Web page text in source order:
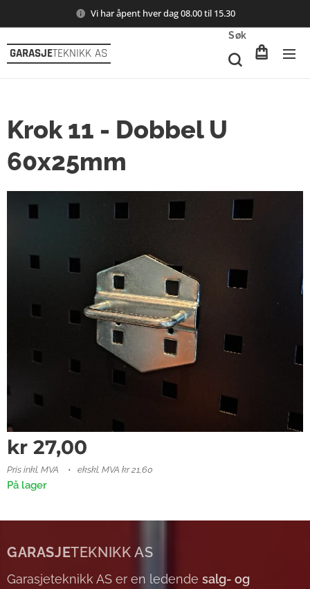
Vi har åpent hver dag 08.00 til 15.30
GARASJETEKNIKK AS
Søk
Krok 11 - Dobbel U
60x25mm
kr 27,00
Pris inkl. MVA ekskl. MVA kr 21,60
På lager
GARASJETEKNIKK AS
Garasjeteknikk AS er en ledende salg- og